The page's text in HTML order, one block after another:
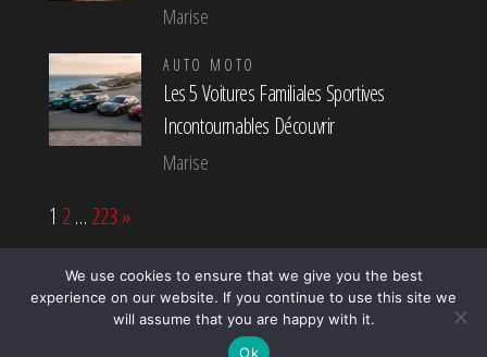
Marise
AUTO MOTO
Les 5 Voitures Familiales Sportives
Incontournables Découvrir
Marise
Page:
1 2… 223Next
»
Fièrement propulsé parWordPress|Thème :Popularis
Press
We use cookies to ensure that we give you the best
experience on our website. If you continue to use this site we
will assume that you are happy with it.
Ok